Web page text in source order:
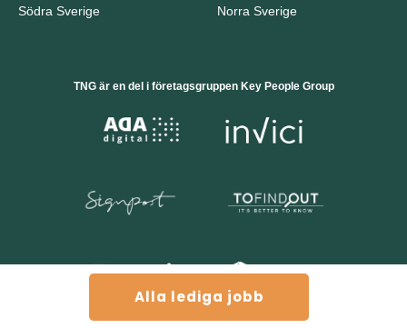
Alla lediga jobb
Södra Sverige
Norra Sverige
TNG är en del i företagsgruppen Key People Group